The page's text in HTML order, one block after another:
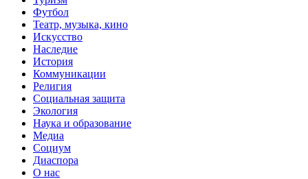
Футбол
Театр, музыка, кино
Искусство
Наследие
История
Коммуникации
Религия
Социальная защита
Экология
Наука и образование
Медиа
Социум
Диаспора
О нас